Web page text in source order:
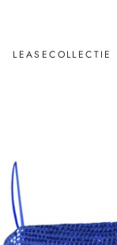
LEASECOLLECTIE